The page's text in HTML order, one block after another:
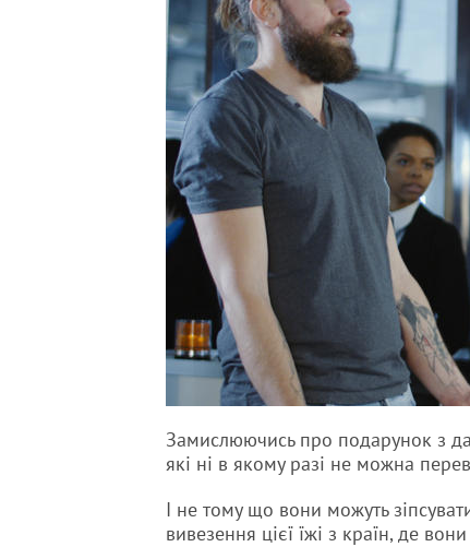
Замислюючись про подарунок з
які ні в якому разі не можна
І не тому що вони можуть
вивезення цієї їжі з країн, де